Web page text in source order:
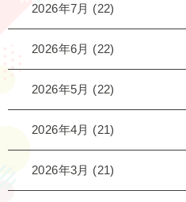
2026年7月 (22)
2026年6月 (22)
2026年5月 (22)
2026年4月 (21)
2026年3月 (21)